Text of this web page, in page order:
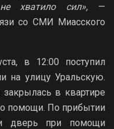
хватило сил», —
со СМИ Миасского
в 12:00 поступил
на улицу Уральскую.
в квартире
о помощи. По прибытии
дверь при помощи